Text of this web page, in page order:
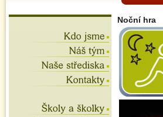
Noční hra